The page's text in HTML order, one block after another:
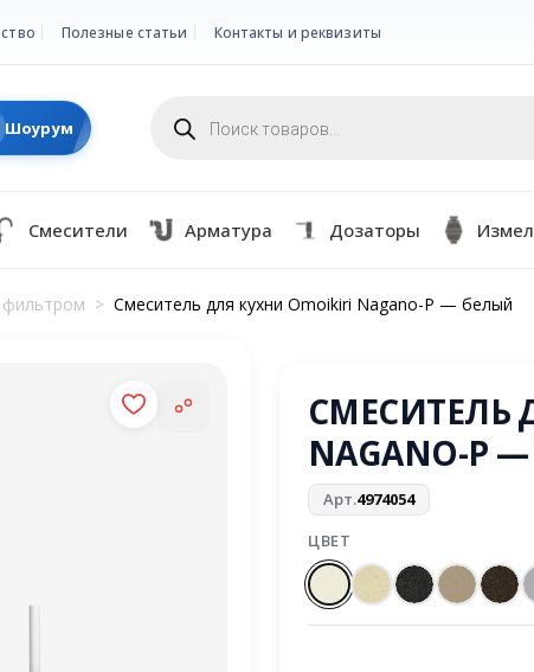
Полезные статьи Контакты и реквизиты
Шоурум товаров
Смесители Арматура Дозаторы
фильтром > Смеситель для кухни Omoikiri Nagano-P — белый
СМЕСИТЕЛЬ
NAGANO-P —
Арт.4974054
ЦВЕТ